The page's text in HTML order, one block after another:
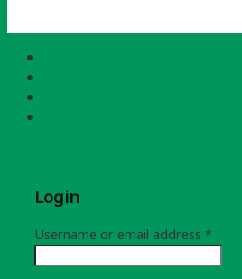
Login
Username or email address *